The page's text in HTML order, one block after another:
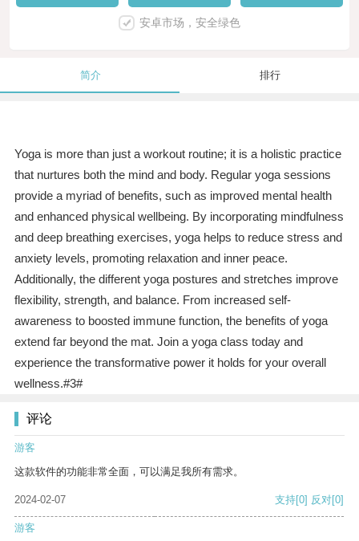
安卓市场，安全绿色
简介 排行
Yoga is more than just a workout routine; it is a holistic practice
that nurtures both the mind and body. Regular yoga sessions
provide a myriad of benefits, such as improved mental health
and enhanced physical wellbeing. By incorporating mindfulness
and deep breathing exercises, yoga helps to reduce stress and
anxiety levels, promoting relaxation and inner peace.
Additionally, the different yoga postures and stretches improve
flexibility, strength, and balance. From increased self-
awareness to boosted immune function, the benefits of yoga
extend far beyond the mat. Join a yoga class today and
experience the transformative power it holds for your overall
wellness.#3#
评论
游客
这款软件的功能非常全面，可以满足我所有需求。
2024-02-07 支持[0] 反对[0]
游客